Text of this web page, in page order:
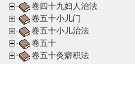
卷四十九妇人治法
卷五十小儿门
卷五十小儿治法
卷五十
卷五十灸癖积法